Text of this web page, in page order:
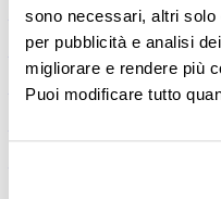
sono necessari, altri
per pubblicità e analisi
migliorare e rendere più
Puoi modificare tutto
―Biberon
―
Tettarelle
―Succhietti